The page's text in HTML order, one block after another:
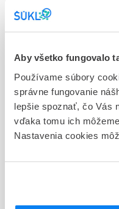
Aby všetko fungovalo
Používame súbory
správne fungovanie
lepšie spoznať, čo Vás
vďaka tomu ich
Nastavenia cookies
Stav
E - EU registrácia
Európska
Držiteľ, krajina
AstraZeneca AB, Švédsko
Indikačná skupina
TRÁVIACI